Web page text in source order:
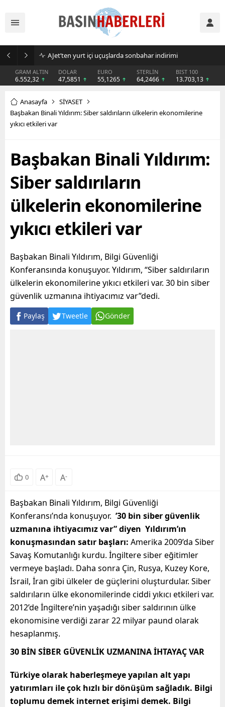
AJet’ten yurt içi uçuşlarda sonbahar indirimi
GRAM ALTIN
6.552,32
DOLAR
47,5851
EURO
55,1265
STERLİN
64,2466
BIST 100
13.703,13
Anasayfa
SİYASET
Başbakan Binali Yıldırım: Siber saldırıların ülkelerin ekonomilerine
yıkıcı etkileri var
Başbakan Binali Yıldırım:
Siber saldırıların
ülkelerin ekonomilerine
yıkıcı etkileri var
Başbakan Binali Yıldırım, Bilgi Güvenliği
Konferansında konuşuyor. Yıldırım, “Siber saldırıların
ülkelerin ekonomilerine yıkıcı etkileri var. 30 bin siber
güvenlik uzmanına ihtiyacımız var”dedi.
Paylaş Tweetle Gönder
0 A+ A-
Başbakan Binali Yıldırım, Bilgi Güvenliği
Konferansı’nda konuşuyor. ’30 bin siber güvenlik
uzmanına ihtiyacımız var” diyen Yıldırım’ın
konuşmasından satır başları: Amerika 2009’da Siber
Savaş Komutanlığı kurdu. İngiltere siber eğitimler
vermeye başladı. Daha sonra Çin, Rusya, Kuzey Kore,
İsrail, İran gibi ülkeler de güçlerini oluşturdular. Siber
saldırıların ülke ekonomilerinde ciddi yıkıcı etkileri var.
2012’de İngiltere’nin yaşadığı siber saldırının ülke
ekonomisine verdiği zarar 22 milyar paund olarak
hesaplanmış.
30 BİN SİBER GÜVENLİK UZMANINA İHTAYAÇ VAR
Türkiye olarak haberleşmeye yapılan alt yapı
yatırımları ile çok hızlı bir dönüşüm sağladık. Bilgi
toplumu demek internet erişimi demek. Bilgi